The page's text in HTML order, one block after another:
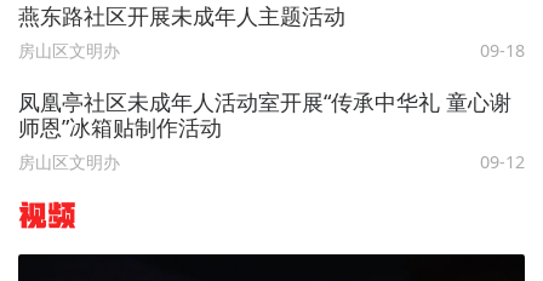
燕东路社区开展未成年人主题活动
房山区文明办 09-18
凤凰亭社区未成年人活动室开展“传承中华礼 童心谢
师恩”冰箱贴制作活动
房山区文明办 09-12
视频